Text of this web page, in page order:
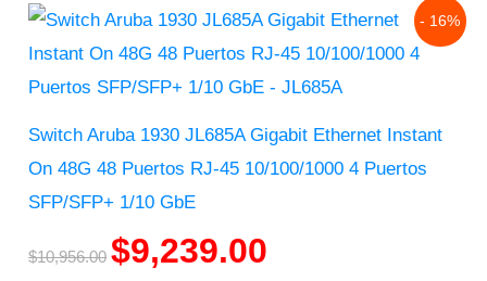
- 16%
Switch Aruba 1930 JL685A Gigabit Ethernet Instant
On 48G 48 Puertos RJ-45 10/100/1000 4 Puertos
SFP/SFP+ 1/10 GbE
$10,956.00
Original
was:
$9,239.00
Current
price
is: